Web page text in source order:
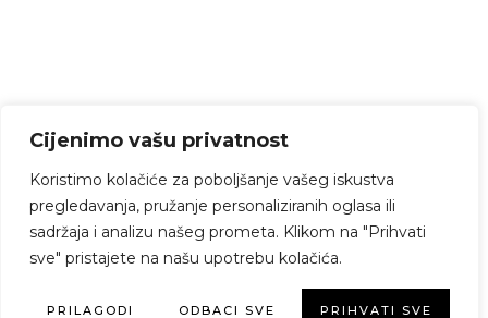
Cijenimo vašu privatnost
Koristimo kolačiće za poboljšanje vašeg iskustva
pregledavanja, pružanje personaliziranih oglasa ili
sadržaja i analizu našeg prometa. Klikom na "Prihvati
sve" pristajete na našu upotrebu kolačića.
PRILAGODI ODBACI SVE PRIHVATI SVE